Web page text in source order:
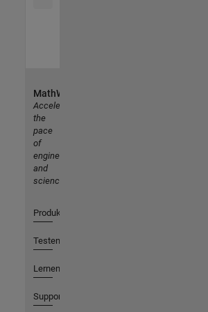
MathWorks
Accelerating
the
pace
of
engineering
and
science
Produkte
Testen oder Kaufen
Lernen
Support